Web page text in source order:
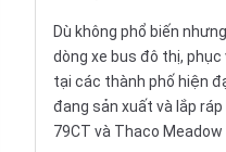
Dù không phổ biến
dòng xe bus đô thị,
tại các thành phố hiện
đang sản xuất và lắp
79CT và Thaco Meadow